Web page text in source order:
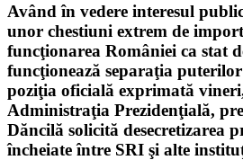
Având în vedere interesul
unor chestiuni extrem de
funcţionarea României ca stat
funcţionează separaţia
poziţia oficială exprimată
Administraţia Prezidenţială,
Dăncilă solicită desecretizarea
încheiate între SRI şi alte